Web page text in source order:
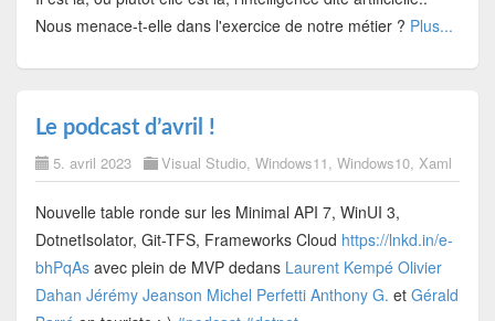
Nous menace-t-elle dans l'exercice de notre métier ? Plus...
Le podcast d’avril !
5. avril 2023 Visual Studio, Windows11, Windows10, Xaml
Nouvelle table ronde sur les Minimal API 7, WinUI 3,
DotnetIsolator, Git-TFS, Frameworks Cloud https://lnkd.in/e-
bhPqAsavec plein de MVP dedans Laurent Kempé Olivier
Dahan Jérémy Jeanson Michel Perfetti Anthony G. et Gérald